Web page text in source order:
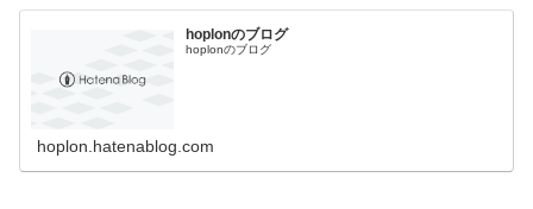
hoplonのブログ
hoplonのブログ
hoplon.hatenablog.com